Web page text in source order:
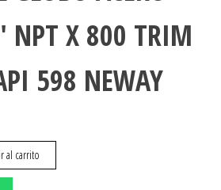
NPT X 800 TRIM
598 NEWAY
al carrito